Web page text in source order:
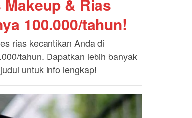
& Rias
100.000/tahun!
rias kecantikan Anda di
tahun. Dapatkan lebih banyak
untuk info lengkap!